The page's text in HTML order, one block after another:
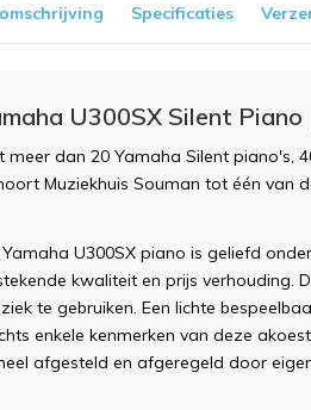
Specificaties
U300SX Silent
meer dan 20 Yamaha Silent piano's,
Muziekhuis Souman tot één van
Yamaha U300SX piano is geliefd
kwaliteit en prijs verhouding.
te gebruiken. Een lichte
enkele kenmerken van deze
afgesteld en afgeregeld door